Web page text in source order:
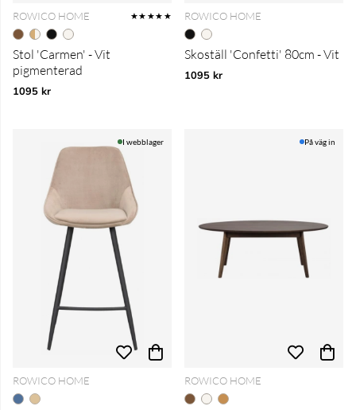
ROWICO HOME ★★★★★
Stol 'Carmen' - Vit
pigmenterad
1095 kr
ROWICO HOME
Skoställ 'Confetti' 80cm - Vit
1095 kr
I webblager
ROWICO HOME
På väg in
ROWICO HOME